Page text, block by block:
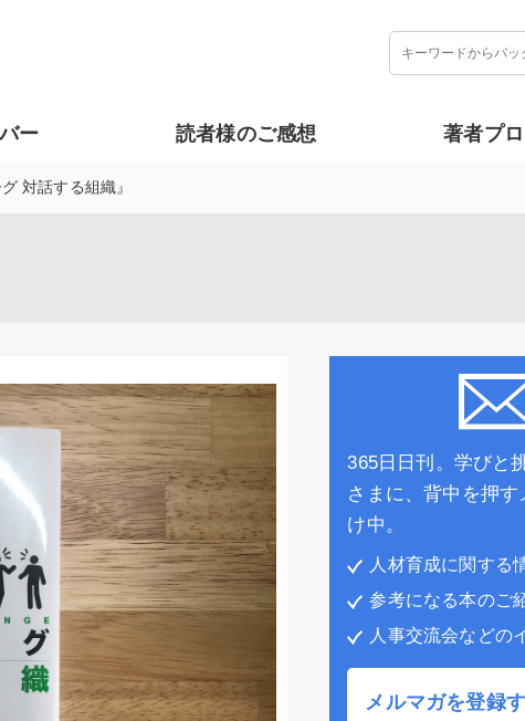
ー 読者様のご感想 著者プ
対話する組織』
365日日刊。学びと
さまに、背中を押す
け中。
人材育成に関する
参考になる本のご
人事交流会などの
メルマガを登録